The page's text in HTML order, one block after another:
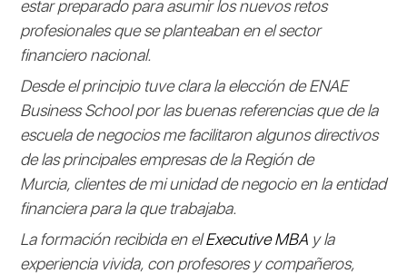
estar preparado para asumir los nuevos retos
profesionales que se planteaban en el sector
financiero nacional.
Desde el principio tuve clara la elección de ENAE
Business School por las buenas referencias que de la
escuela de negocios me facilitaron algunos directivos
de las principales empresas de la Región de
Murcia, clientes de mi unidad de negocio en la entidad
financiera para la que trabajaba.
La formación recibida en elExecutive MBA y la
experiencia vivida, con profesores y compañeros,